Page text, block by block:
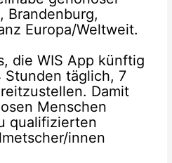
Brandenburg,
Europa/Weltweit.
die WIS App künftig
Stunden täglich, 7
Damit
Menschen
qualifizierten
innen